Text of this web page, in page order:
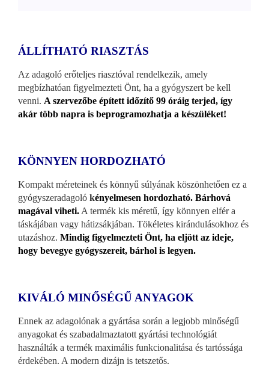
ÁLLÍTHATÓ RIASZTÁS
Az adagoló erőteljes riasztóval rendelkezik, amely
megbízhatóan figyelmezteti Önt, ha a gyógyszert be kell
venni. A szervezőbe épített időzítő 99 óráig terjed, így
akár több napra is beprogramozhatja a készüléket!
KÖNNYEN HORDOZHATÓ
Kompakt méreteinek és könnyű súlyának köszönhetően ez a
gyógyszeradagoló kényelmesen hordozható. Bárhová
magával viheti. A termék kis méretű, így könnyen elfér a
táskájában vagy hátizsákjában. Tökéletes kirándulásokhoz és
utazáshoz. Mindig figyelmezteti Önt, ha eljött az ideje,
hogy bevegye gyógyszereit, bárhol is legyen.
KIVÁLÓ MINŐSÉGŰ ANYAGOK
Ennek az adagolónak a gyártása során a legjobb minőségű
anyagokat és szabadalmaztatott gyártási technológiát
használták a termék maximális funkcionalitása és tartóssága
érdekében. A modern dizájn is tetszetős.